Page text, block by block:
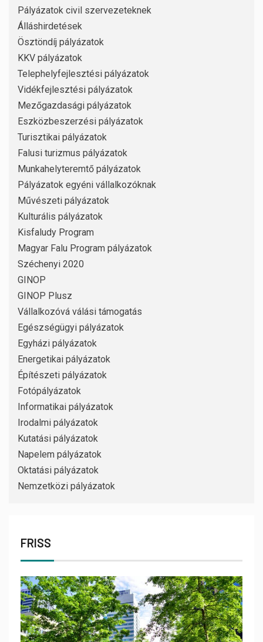
Pályázatok civil szervezeteknek
Álláshirdetések
Ösztöndíj pályázatok
KKV pályázatok
Telephelyfejlesztési pályázatok
Vidékfejlesztési pályázatok
Mezőgazdasági pályázatok
Eszközbeszerzési pályázatok
Turisztikai pályázatok
Falusi turizmus pályázatok
Munkahelyteremtő pályázatok
Pályázatok egyéni vállalkozóknak
Művészeti pályázatok
Kulturális pályázatok
Kisfaludy Program
Magyar Falu Program pályázatok
Széchenyi 2020
GINOP
GINOP Plusz
Vállalkozóvá válási támogatás
Egészségügyi pályázatok
Egyházi pályázatok
Energetikai pályázatok
Építészeti pályázatok
Fotópályázatok
Informatikai pályázatok
Irodalmi pályázatok
Kutatási pályázatok
Napelem pályázatok
Oktatási pályázatok
Nemzetközi pályázatok
FRISS